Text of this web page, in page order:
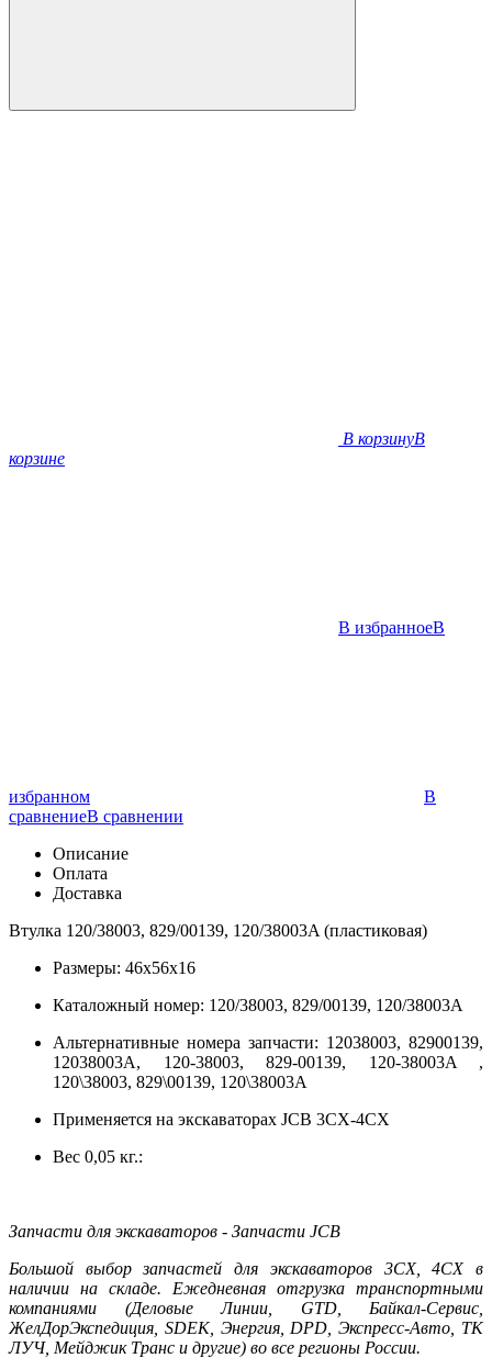
В корзинуВ
корзине
В избранноеВ
избранном
В
сравнениеВ сравнении
Описание
Оплата
Доставка
Втулка 120/38003, 829/00139, 120/38003A (пластиковая)
Размеры: 46х56х16
Каталожный номер: 120/38003, 829/00139, 120/38003A
Альтернативные номера запчасти: 12038003, 82900139,
12038003A, 120-38003, 829-00139, 120-38003A ,
120\38003, 829\00139, 120\38003A
Применяется на экскаваторах JCB 3CX-4CX
Вес 0,05 кг.:
Запчасти для экскаваторов - Запчасти JCB
Большой выбор запчастей для экскаваторов 3CX, 4CX в
наличии на складе. Ежедневная отгрузка транспортными
компаниями (Деловые Линии, GTD, Байкал-Сервис,
ЖелДорЭкспедиция, SDEK, Энергия, DPD, Экспресс-Авто, ТК
ЛУЧ, Мейджик Транс и другие) во все регионы России.